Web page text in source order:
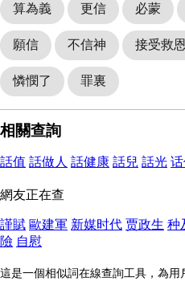
算為義 更信 必蒙
願信 不信神 接受救恩
憐憫了 罪裏
相關查詢
話值 話做人 話健康 話兒 話光
網友正在查
謹賦 歐建軍 新媒时代 贾政生 种
險 自慰
這是一個相似詞在線查詢工具，為